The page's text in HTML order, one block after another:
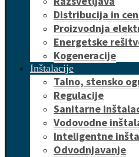
Distribucija in
Proizvodnja
Energetske
Kogeneracije
Inštalacije
Talno, stensko
Regulacije
Sanitarne
Vodovodne
Inteligentne
Odvodnjavanje